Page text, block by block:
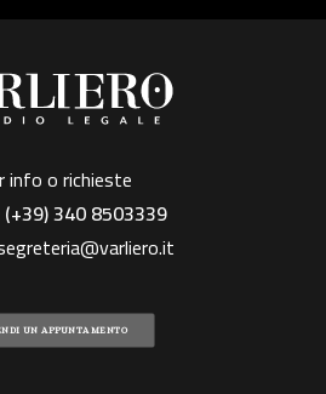
info o richieste
(+39)340 8503339
UN APPUNTAMENTO